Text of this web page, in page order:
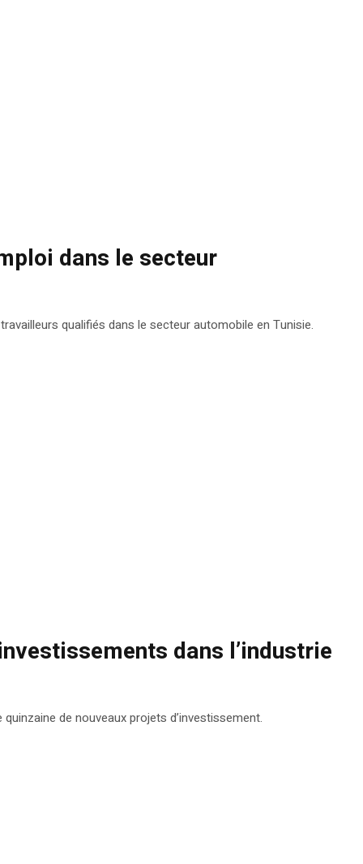
dans le secteur
qualifiés dans le secteur automobile en Tunisie.
dans l’industrie
de nouveaux projets d’investissement.